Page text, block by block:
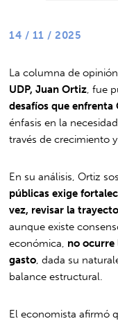
14 / 11 / 2025
La columna de
UDP, Juan Ortiz , fue
desafíos que
énfasis en la
través de crecimiento
En su análisis, Ortiz
públicas exige
vez, revisar la
aunque existe
económica, no ocurre
gasto , dada su
balance estructural.
El economista afirmó